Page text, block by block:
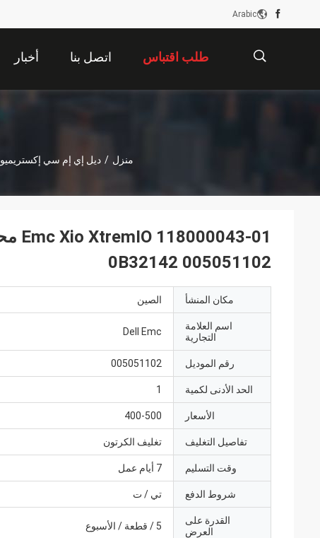
Arabic
أخبار اتصل بنا طلب اقتباس
منزل / ديل إي إم سي إكستريميو
005051102 0B32142
مكان المنشأ الصين
اسم العلامة
التجارية
Dell Emc
رقم الموديل 005051102
الحد الأدنى لكمية 1
الأسعار 400-500
تفاصيل التغليف تغليف الكرتون
وقت التسليم 7 أيام عمل
شروط الدفع تي / ت
القدرة على
العرض
5 / قطعة / الأسبوع